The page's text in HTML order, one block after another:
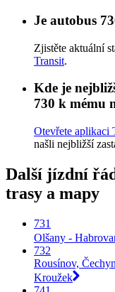
Je autobus
Zjistěte aktuální
Transit.
Kde je
730 k mému
Otevřete aplikaci
našli nejbližší
Další jízdní
trasy a mapy
731
Olšany -
732
Rousínov,
Kroužek